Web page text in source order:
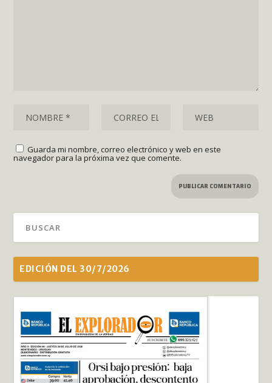
Guarda mi nombre, correo electrónico y web en este
navegador para la próxima vez que comente.
EDICIÓN DEL 30/7/2026